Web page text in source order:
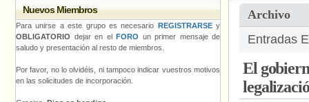
Archivo
Entradas
El
Nuevos Miembros
Para unirse a este grupo es necesario REGISTRARSEy
OBLIGATORIO dejar en el FORO un primer mensaje de
saludo y presentación al resto de miembros.
Por favor, no lo olvidéis, ni tampoco indicar vuestros motivos
en las solicitudes de incorporación.